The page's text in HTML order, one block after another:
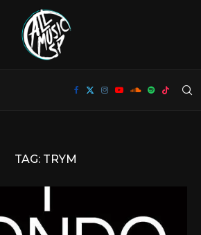
TAG: TRYM